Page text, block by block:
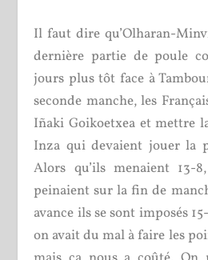
Il faut dire qu’Olharan-
dernière partie de poule
jours plus tôt face à
seconde manche, les
Iñaki Goikoetxea et mettre
Inza qui devaient jouer la
Alors qu’ils menaient 13-
peinaient sur la fin de
avance ils se sont imposés
on avait du mal à faire les